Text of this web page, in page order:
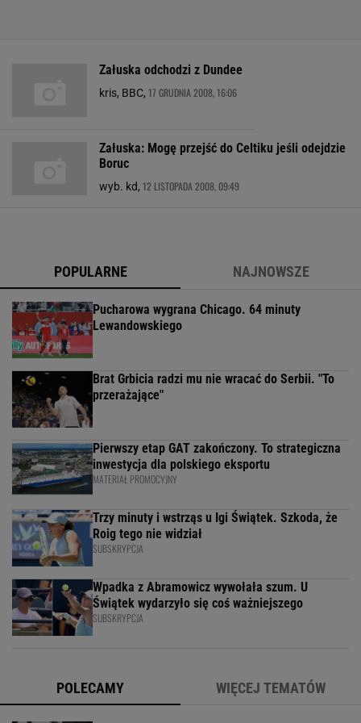
Załuska odchodzi z Dundee
kris, BBC, 17 GRUDNIA 2008, 16:06
Załuska: Mogę przejść do Celtiku jeśli odejdzie
Boruc
wyb. kd, 12 LISTOPADA 2008, 09:49
POPULARNE NAJNOWSZE
Pucharowa wygrana Chicago. 64 minuty
Lewandowskiego
Brat Grbicia radzi mu nie wracać do Serbii. "To
przerażające"
Pierwszy etap GAT zakończony. To strategiczna
inwestycja dla polskiego eksportu
MATERIAŁ PROMOCYJNY
Trzy minuty i wstrząs u Igi Świątek. Szkoda, że
Roig tego nie widział
SUBSKRYPCJA
Wpadka z Abramowicz wywołała szum. U
Świątek wydarzyło się coś ważniejszego
SUBSKRYPCJA
POLECAMY WIĘCEJ TEMATÓW